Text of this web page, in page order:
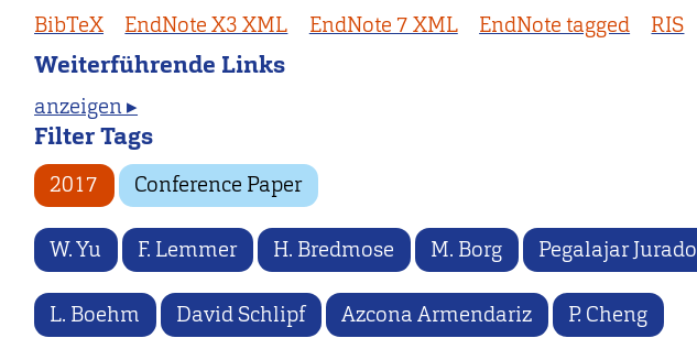
BibTeX EndNote X3 XML EndNote 7 XML EndNote tagged RIS
Weiterführende Links
anzeigen ▸
Filter Tags
2017 Conference Paper
W. Yu F. Lemmer H. Bredmose M. Borg Pegalajar Jurado
L. Boehm David Schlipf Azcona Armendariz P. Cheng